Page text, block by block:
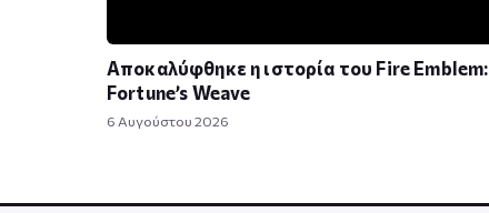
Αποκαλύφθηκε η ιστορία του Fire Emblem:
Fortune’s Weave
6 Αυγούστου 2026